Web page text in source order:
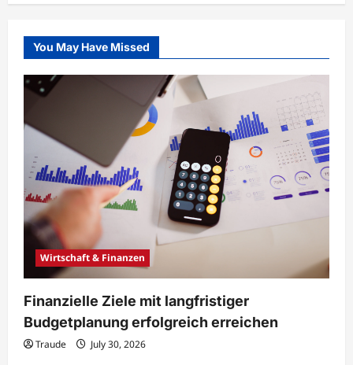
You May Have Missed
Wirtschaft & Finanzen
Finanzielle Ziele mit langfristiger
Budgetplanung erfolgreich erreichen
Traude July 30, 2026